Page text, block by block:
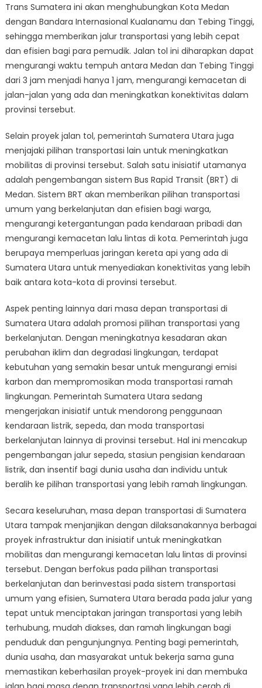
Trans Sumatera ini akan menghubungkan Kota Medan
dengan Bandara Internasional Kualanamu dan Tebing Tinggi,
sehingga memberikan jalur transportasi yang lebih cepat
dan efisien bagi para pemudik. Jalan tol ini diharapkan dapat
mengurangi waktu tempuh antara Medan dan Tebing Tinggi
dari 3 jam menjadi hanya 1 jam, mengurangi kemacetan di
jalan-jalan yang ada dan meningkatkan konektivitas dalam
provinsi tersebut.
Selain proyek jalan tol, pemerintah Sumatera Utara juga
menjajaki pilihan transportasi lain untuk meningkatkan
mobilitas di provinsi tersebut. Salah satu inisiatif utamanya
adalah pengembangan sistem Bus Rapid Transit (BRT) di
Medan. Sistem BRT akan memberikan pilihan transportasi
umum yang berkelanjutan dan efisien bagi warga,
mengurangi ketergantungan pada kendaraan pribadi dan
mengurangi kemacetan lalu lintas di kota. Pemerintah juga
berupaya memperluas jaringan kereta api yang ada di
Sumatera Utara untuk menyediakan konektivitas yang lebih
baik antara kota-kota di provinsi tersebut.
Aspek penting lainnya dari masa depan transportasi di
Sumatera Utara adalah promosi pilihan transportasi yang
berkelanjutan. Dengan meningkatnya kesadaran akan
perubahan iklim dan degradasi lingkungan, terdapat
kebutuhan yang semakin besar untuk mengurangi emisi
karbon dan mempromosikan moda transportasi ramah
lingkungan. Pemerintah Sumatera Utara sedang
mengerjakan inisiatif untuk mendorong penggunaan
kendaraan listrik, sepeda, dan moda transportasi
berkelanjutan lainnya di provinsi tersebut. Hal ini mencakup
pengembangan jalur sepeda, stasiun pengisian kendaraan
listrik, dan insentif bagi dunia usaha dan individu untuk
beralih ke pilihan transportasi yang lebih ramah lingkungan.
Secara keseluruhan, masa depan transportasi di Sumatera
Utara tampak menjanjikan dengan dilaksanakannya berbagai
proyek infrastruktur dan inisiatif untuk meningkatkan
mobilitas dan mengurangi kemacetan lalu lintas di provinsi
tersebut. Dengan berfokus pada pilihan transportasi
berkelanjutan dan berinvestasi pada sistem transportasi
umum yang efisien, Sumatera Utara berada pada jalur yang
tepat untuk menciptakan jaringan transportasi yang lebih
terhubung, mudah diakses, dan ramah lingkungan bagi
penduduk dan pengunjungnya. Penting bagi pemerintah,
dunia usaha, dan masyarakat untuk bekerja sama guna
memastikan keberhasilan proyek-proyek ini dan membuka